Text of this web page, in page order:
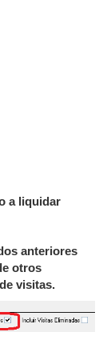
a liquidar
anteriores
otros
visitas.